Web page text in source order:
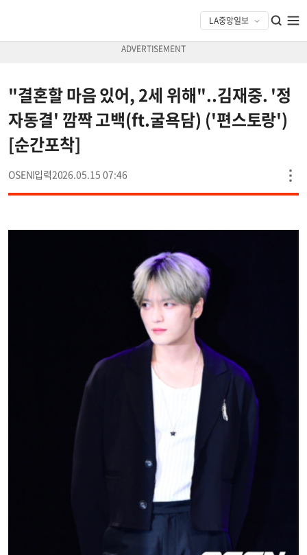
"결혼할 마음 있어, 2세 위해"..김재중. '정
자동결' 깜짝 고백(ft.굴욕담) ('편스토랑')
[순간포착]
OSEN 2026.05.15 07:46